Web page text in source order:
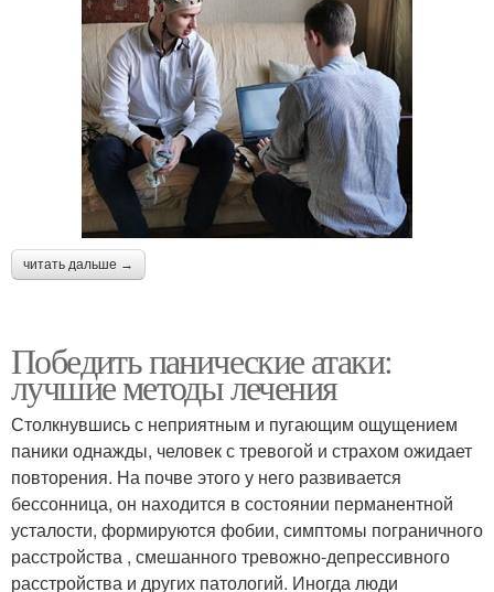
читать дальше →
Победить панические атаки:
лучшие методы лечения
Столкнувшись с неприятным и пугающим ощущением
паники однажды, человек с тревогой и страхом ожидает
повторения. На почве этого у него развивается
бессонница, он находится в состоянии перманентной
усталости, формируются фобии, симптомы пограничного
расстройства , смешанного тревожно-депрессивного
расстройства и других патологий. Иногда люди